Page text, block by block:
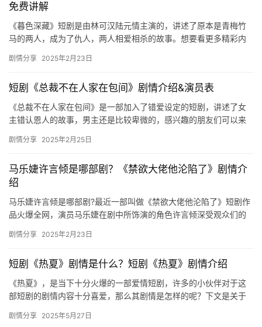
免费讲解
《暮色深藏》短剧是由林可汉陆元情主演的，讲述了原本是青梅竹
马的两人，成为了仇人，两人相爱相杀的故事。想要看更多精彩内
剧情分享 2025年2月23日
短剧《总裁不在人家在包间》剧情介绍&演员表
《总裁不在人家在包间》是一部加入了错爱设定的短剧，讲述了女
主错认恩人的故事，男主还是比较卑微的，感兴趣的朋友们可以来
剧情分享 2025年2月25日
马乐婕许言倾是哪部剧？《禁欲大佬他沦陷了》‌剧情介
绍
马乐婕许言倾是哪部剧?最近一部叫做《禁欲大佬他沦陷了》‌短剧作
品火爆全网，演员马乐婕在剧中所饰演的角色许言倾深受观众们的
剧情分享 2025年2月23日
短剧《热夏》剧情是什么？短剧《热夏》剧情介绍
《热夏》，是当下十分火爆的一部爱情短剧，许多的小伙伴对于这
部短剧的剧情内容十分喜爱，那么其剧情是怎样的呢？下文是关于
迎关注…
剧情分享 2025年5月27日